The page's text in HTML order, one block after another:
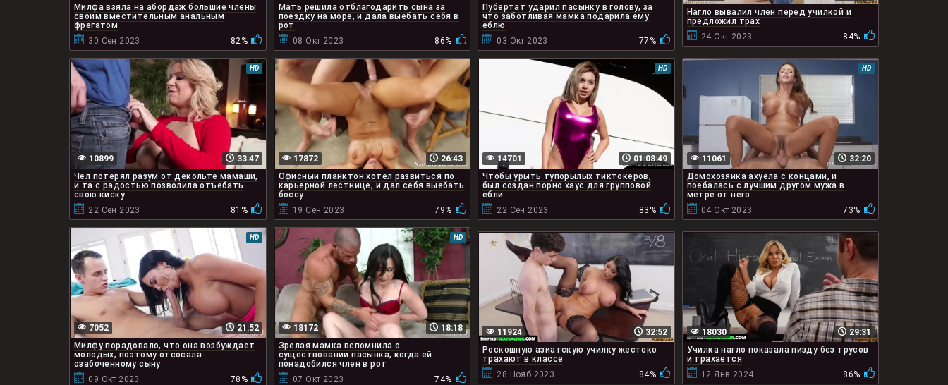
Милфа взяла на абордаж большие члены
своим вместительным анальным
фрегатом
30 Сен 2023
82%
Мать решила отблагодарить сына за
поездку на море, и дала выебать себя в
рот
08 Окт 2023
86%
Пубертат ударил пасынку в голову, за
что заботливая мамка подарила ему
еблю
03 Окт 2023
77%
Нагло вывалил член перед училкой и
предложил трах
24 Окт 2023
84%
HD
33:47
10899
Чел потерял разум от декольте мамаши,
и та с радостью позволила отъебать
свою киску
22 Сен 2023
81%
26:43
17872
Офисный планктон хотел развиться по
карьерной лестнице, и дал себя выебать
боссу
19 Сен 2023
79%
HD
01:08:49
14701
Чтобы урыть тупорылых тиктокеров,
был создан порно хаус для групповой
ебли
22 Сен 2023
83%
HD
32:20
11061
Домохозяйка ахуела с концами, и
поебалась с лучшим другом мужа в
метре от него
04 Окт 2023
73%
HD
21:52
7052
Милфу порадовало, что она возбуждает
молодых, поэтому отсосала
озабоченному сыну
09 Окт 2023
78%
HD
18:18
18172
Зрелая мамка вспомнила о
существовании пасынка, когда ей
понадобился член в рот
07 Окт 2023
74%
32:52
11924
Роскошную азиатскую училку жестоко
трахают в классе
28 Нояб 2023
84%
29:31
18030
Училка нагло показала пизду без трусов
и трахается
12 Янв 2024
86%